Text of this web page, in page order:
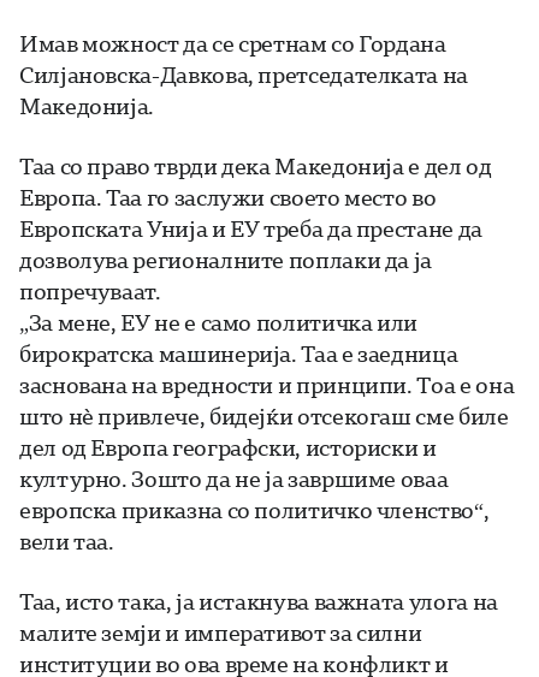
Имав можност да се сретнам со Гордана
Силјановска-Давкова, претседателката на
Македонија.
Таа со право тврди дека Македонија е дел од
Европа. Таа го заслужи своето место во
Европската Унија и ЕУ треба да престане да
дозволува регионалните поплаки да ја
попречуваат.
„За мене, ЕУ не е само политичка или
бирократска машинерија. Таа е заедница
заснована на вредности и принципи. Тоа е она
што нè привлече, бидејќи отсекогаш сме биле
дел од Европа географски, историски и
културно. Зошто да не ја завршиме оваа
европска приказна со политичко членство“,
вели таа.
Таа, исто така, ја истакнува важната улога на
малите земји и императивот за силни
институции во ова време на конфликт и